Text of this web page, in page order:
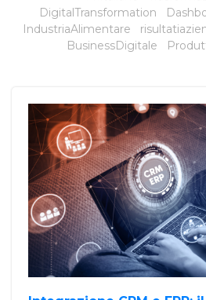
DigitalTransformation
IndustriaAlimentare
BusinessDigitale